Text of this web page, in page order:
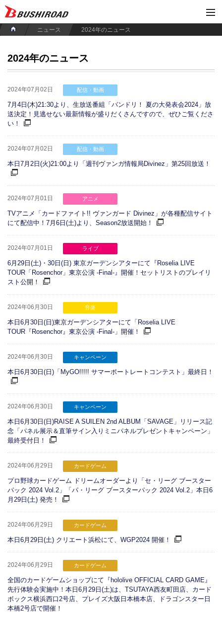
ニュース 2024年のニュース
2024年のニュース
2024年07月02日 配信・動画
7月4日(木)21:30より、生放送番組「バンドリ！ 夏の大発表会2024」放
送決定！見逃せない最新情報が盛りだくさんですので、ぜひご覧くださ
い！
2024年07月02日 配信・動画
本日7月2日(火)21:00より「週刊ヴァンガ情報局Divinez」第25回放送！
2024年07月01日 アニメ
TVアニメ「カードファイト!! ヴァンガード Divinez」が各種配信サイト
にて配信中！7月6日(土)より、Season2放送開始！
2024年07月01日 ライブ
6月29日(土)・30日(日) 東京ガーデンシアターにて『Roselia LIVE
TOUR「Rosenchor」東京公演 -Final-』開催！セットリストのプレイリ
スト公開！
2024年06月30日 音楽
本日6月30日(日)東京ガーデンシアターにて「Roselia LIVE
TOUR『Rosenchor』東京公演 -Final-」開催！
2024年06月30日 キャンペーン
本日6月30日(日)「MyGO!!!!! サマーポートレートコンテスト」最終日！
2024年06月30日 キャンペーン
本日6月30日(日)RAISE A SUILEN 2nd ALBUM「SAVAGE」リリース記
念「パネル展示＆直筆サイン入りミニパネルプレゼントキャンペーン」
最終受付日！
2024年06月29日 カードゲーム
プロ野球カードゲーム ドリームオーダーより「セ・リーグ ブースター
パック 2024 Vol.2」「パ・リーグ ブースターパック 2024 Vol.2」本日6
月29日(土) 発売！
2024年06月29日 カードゲーム
本日6月29日(土) クリエート浜松にて、WGP2024 開催！
2024年06月29日 カードゲーム
全国のカードゲームショップにて『hololive OFFICIAL CARD GAME』
先行体験会実施中！本日6月29日(土)は、TSUTAYA西友町田店、カード
ボックス横浜西口2号店、プレイズ大阪日本橋本店、ドラゴンスター日
本橋2号店で開催！